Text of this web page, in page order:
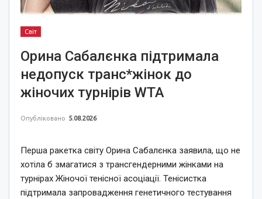
Світ
Орина Сабалєнка підтримала
недопуск транс*жінок до
жіночих турнірів WTA
Опубліковано 5.08.2026
Перша ракетка світу Орина Сабалєнка заявила, що не
хотіла б змагатися з трансгендерними жінками на
турнірах Жіночої тенісної асоціації. Тенісистка
підтримала запровадження генетичного тестування